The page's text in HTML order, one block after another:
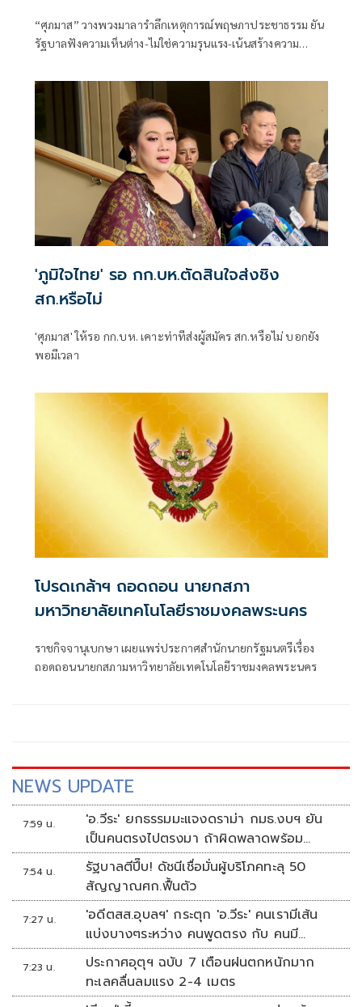
“ศุภมาส” วางพวงมาลารำลึกเหตุการณ์พฤษภาประชาธรรม ยัน
รัฐบาลฟังความเห็นต่าง-ไม่ใช่ความรุนแรง-เน้นสร้างความ
'ภูมิใจไทย' รอ กก.บห.ตัดสินใจส่งชิง
สก.หรือไม่
'ศุภมาส' ให้รอ กก.บห. เคาะท่าทีส่งผู้สมัคร สก.หรือไม่ บอกยัง
พอมีเวลา
โปรดเกล้าฯ ถอดถอน นายกสภา
มหาวิทยาลัยเทคโนโลยีราชมงคลพระนคร
ราชกิจจานุเบกษา เผยแพร่ประกาศสำนักนายกรัฐมนตรีเรื่อง
ถอดถอนนายกสภามหาวิทยาลัยเทคโนโลยีราชมงคลพระนคร
NEWS UPDATE
7:59 น.
'อ.วีระ' ยกธรรมมะแจงดราม่า กมธ.งบฯ ยัน
เป็นคนตรงไปตรงมา ถ้าผิดพลาดพร้อม
ขอโทษ
7:54 น.
รัฐบาลตีปี๊บ! ดัชนีเชื่อมั่นผู้บริโภคทะลุ 50
สัญญาณศก.ฟื้นตัว
7:27 น.
'อดีตสส.อุบลฯ' กระตุก 'อ.วีระ' คนเรามีเส้น
แบ่งบางๆระหว่าง คนพูดตรง กับ คนมี
มารยาท
7:23 น.
ประกาศอุตุฯ ฉบับ 7 เตือนฝนตกหนักมาก
ทะเลคลื่นลมแรง 2-4 เมตร